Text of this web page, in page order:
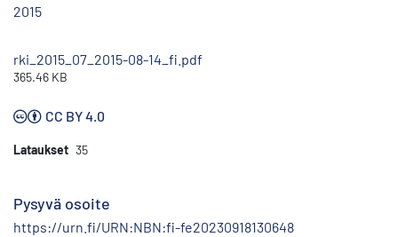
2015
rki_2015_07_2015-08-14_fi.pdf
365.46 KB
CC BY 4.0
Lataukset 35
Pysyvä osoite
https://urn.fi/URN:NBN:fi-fe20230918130648